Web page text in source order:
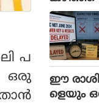
പ
ഒരു
സൂചിക
ഈ
ളെയും